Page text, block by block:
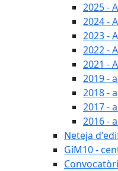
2025 -
2024 -
2023 -
2022 -
2021 -
2019 -
2018 -
2017 -
2016 -
Neteja
GiM10 -